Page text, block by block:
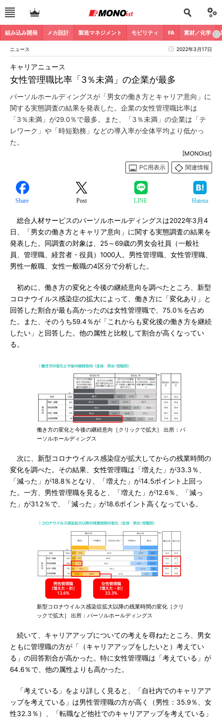
組み込み開発 メカ設計 製造マネジメント モビリティ FA 素材／化学
ニュース 2022年3月17日
女性管理職比率「3％未満」の企業が最多
キャリアニュース
パーソルホールディングスが「男女の働き方とキャリア意向」に
関する実態調査の結果を発表した。企業の女性管理職比率は
「3％未満」が29.0％で最多。また、「3％未満」の企業は「テ
レワーク」や「時短勤務」などの導入率が全体平均より低かっ
た。
[MONOist]
PC用表示
関連情報
Share Post LINE Hatena
総合人材サービスのパーソルホールディングスは2022年3月4
日、「男女の働き方とキャリア意向」に関する実態調査の結果を
発表した。同調査の対象は、25～69歳の男女会社員（一般社
員、管理職、経営者・役員）1000人。男性管理職、女性管理職、
男性一般職、女性一般職の4区分で分析した。
初めに、働き方の変化と今後の継続意向を調べたところ、新型
コロナウイルス感染症の拡大によって、働き方に「変化あり」と
回答した割合が最も高かったのは女性管理職で、75.0％を占め
た。また、そのうち59.4％が「これからも変化後の働き方を継続
したい」と回答した。他の属性と比較して割合が高くなってい
る。
働き方の変化と今後の継続意向［クリックで拡大］ 出所：パ
ーソルホールディングス
次に、新型コロナウイルス感染症が拡大してからの残業時間の
変化を調べた。その結果、女性管理職は「増えた」が33.3％、
「減った」が18.8％となり、「増えた」が14.5ポイント上回っ
た。一方、男性管理職を見ると、「増えた」が12.6％、「減っ
た」が31.2％で、「減った」が18.6ポイント高くなっている。
新型コロナウイルス感染症拡大以降の残業時間の変化［クリ
ックで拡大］ 出所：パーソルホールディングス
続いて、キャリアアップについての考えを尋ねたところ、男女
ともに管理職の方が「（キャリアアップをしたいと）考えてい
る」の回答割合が高かった。特に女性管理職は「考えている」が
64.6％で、他の属性よりも高かった。
「考えている」をより詳しく見ると、「自社内でのキャリアア
ップを考えている」は男性管理職の方が高く（男性：35.9％、女
性32.3％）、「転職など他社でのキャリアアップを考えている」